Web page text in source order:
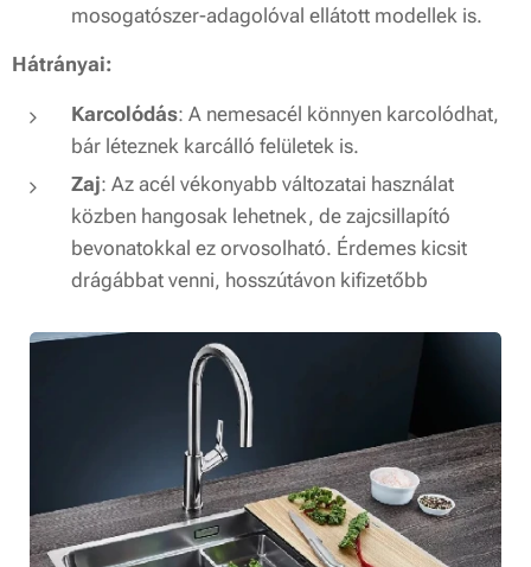
mosogatószer-adagolóval ellátott modellek is.
Hátrányai:
Karcolódás: A nemesacél könnyen karcolódhat,
bár léteznek karcálló felületek is.
Zaj: Az acél vékonyabb változatai használat
közben hangosak lehetnek, de zajcsillapító
bevonatokkal ez orvosolható. Érdemes kicsit
drágábbat venni, hosszútávon kifizetőbb